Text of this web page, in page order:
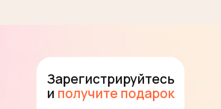
Зарегистрируйтесь
и получите подарок